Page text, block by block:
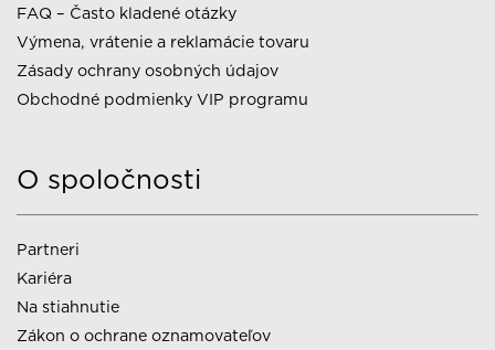
FAQ – Často kladené otázky
Výmena, vrátenie a reklamácie tovaru
Zásady ochrany osobných údajov
Obchodné podmienky VIP programu
O spoločnosti
Partneri
Kariéra
Na stiahnutie
Zákon o ochrane oznamovateľov